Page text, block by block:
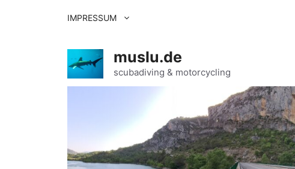
IMPRESSUM
muslu.de
scubadiving & motorcycling